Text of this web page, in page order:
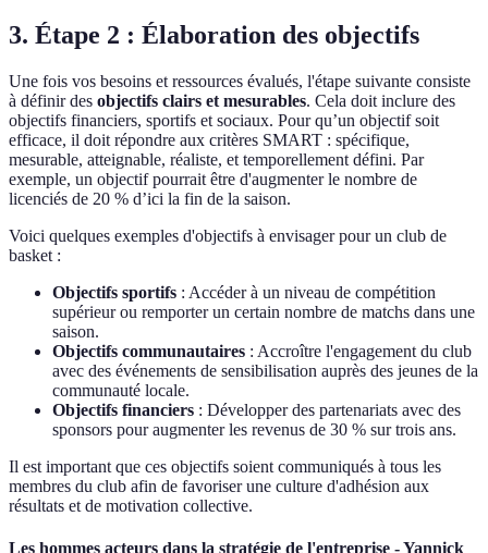
3. Étape 2 : Élaboration des objectifs
Une fois vos besoins et ressources évalués, l'étape suivante consiste
à définir des objectifs clairs et mesurables. Cela doit inclure des
objectifs financiers, sportifs et sociaux. Pour qu’un objectif soit
efficace, il doit répondre aux critères SMART : spécifique,
mesurable, atteignable, réaliste, et temporellement défini. Par
exemple, un objectif pourrait être d'augmenter le nombre de
licenciés de 20 % d’ici la fin de la saison.
Voici quelques exemples d'objectifs à envisager pour un club de
basket :
Objectifs sportifs : Accéder à un niveau de compétition
supérieur ou remporter un certain nombre de matchs dans une
saison.
Objectifs communautaires : Accroître l'engagement du club
avec des événements de sensibilisation auprès des jeunes de la
communauté locale.
Objectifs financiers : Développer des partenariats avec des
sponsors pour augmenter les revenus de 30 % sur trois ans.
Il est important que ces objectifs soient communiqués à tous les
membres du club afin de favoriser une culture d'adhésion aux
résultats et de motivation collective.
Les hommes acteurs dans la stratégie de l'entreprise - Yannick